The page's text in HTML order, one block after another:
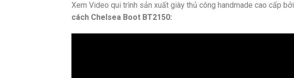
Xem Video qui trình sản xuất giày thủ công handmade cao cấp bởi
cách Chelsea Boot BT2150: